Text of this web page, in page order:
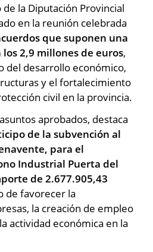
de la Diputación Provincial
en la reunión celebrada
que suponen una
2,9 millones de euros,
del desarrollo económico,
y el fortalecimiento
civil en la provincia.
aprobados, destaca
de la subvención al
para el
Industrial Puerta del
de 2.677.905,43
de favorecer la
la creación de empleo
actividad económica en la